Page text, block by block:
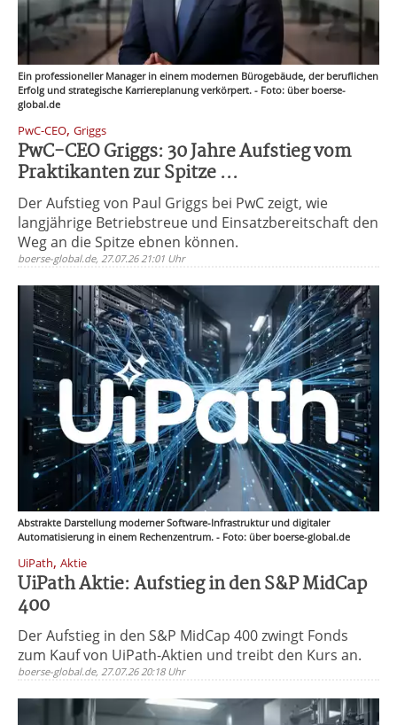
Ein professioneller Manager in einem modernen Bürogebäude, der beruflichen
Erfolg und strategische Karriereplanung verkörpert. - Foto: über boerse-
global.de
PwC-CEO, Griggs
PwC-CEO Griggs: 30 Jahre Aufstieg vom
Praktikanten zur Spitze ...
Der Aufstieg von Paul Griggs bei PwC zeigt, wie
langjährige Betriebstreue und Einsatzbereitschaft den
Weg an die Spitze ebnen können.
boerse-global.de, 27.07.26 21:01 Uhr
Abstrakte Darstellung moderner Software-Infrastruktur und digitaler
Automatisierung in einem Rechenzentrum. - Foto: über boerse-global.de
UiPath, Aktie
UiPath Aktie: Aufstieg in den S&P MidCap
400
Der Aufstieg in den S&P MidCap 400 zwingt Fonds
zum Kauf von UiPath-Aktien und treibt den Kurs an.
boerse-global.de, 27.07.26 20:18 Uhr